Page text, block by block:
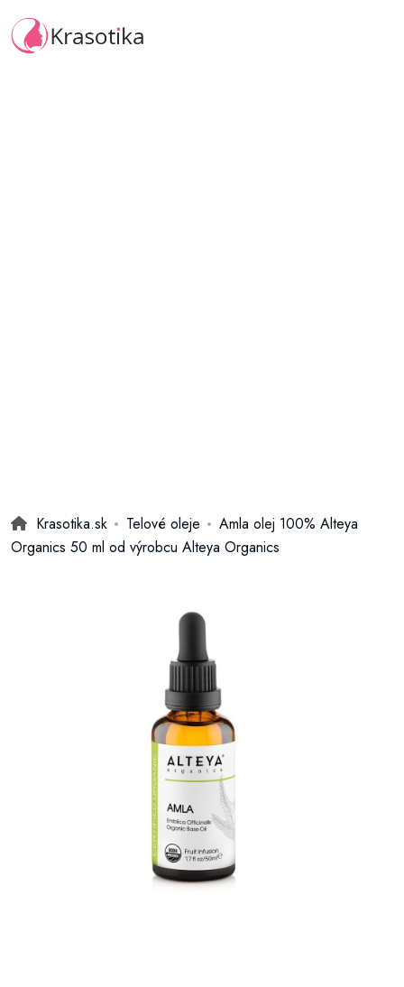
Krasotika.sk Telové oleje
Amla olej 100% Alteya
Organics 50 ml od výrobcu Alteya Organics